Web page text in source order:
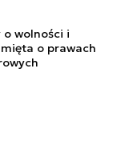
wolności i
o prawach